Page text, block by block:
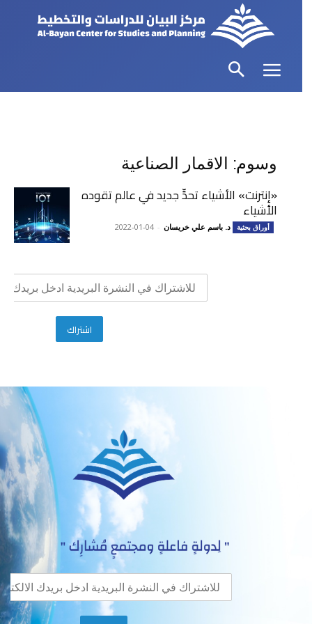
وسوم: الاقمار الصناعية
«إنترنت» الأشياء تحدٍّ جديد في عالم تقوده
الأشياء
أوراق بحثية د. باسم علي خريسان -
2022-01-04